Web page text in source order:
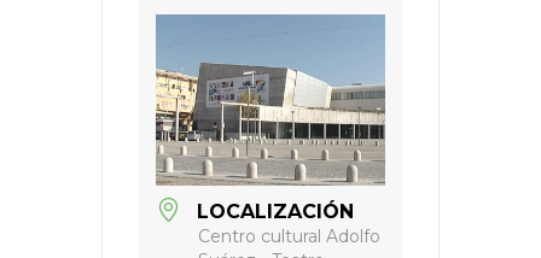
LOCALIZACIÓN
Centro cultural Adolfo